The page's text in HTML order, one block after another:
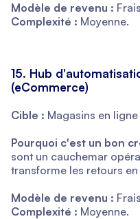
Modèle de revenu :
Complexité : Moyenne.
15. Hub
(eCommerce)
Cible : Magasins en
Pourquoi c'est un bon
sont un cauchemar
transforme les retours
Modèle de revenu :
Complexité : Moyenne.